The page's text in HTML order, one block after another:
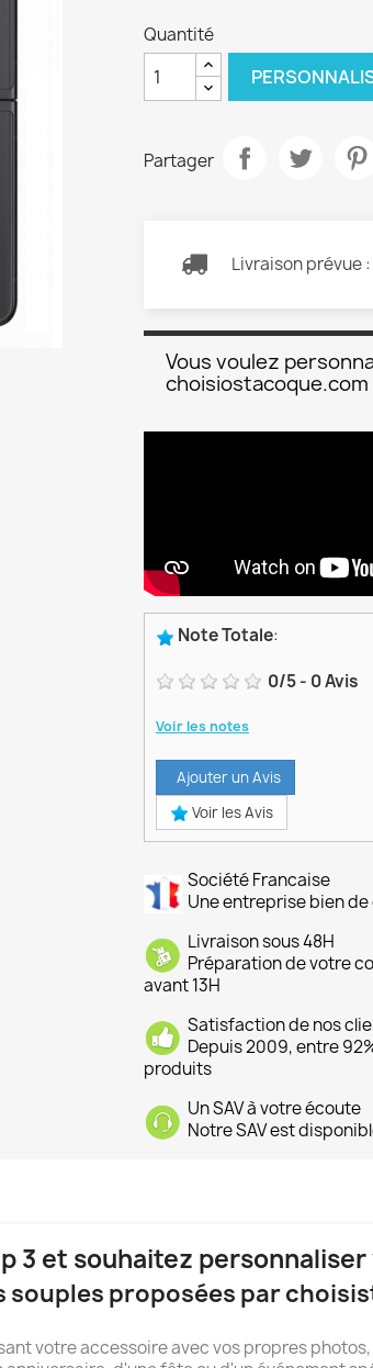
Quantité
Partager
Livraison prévue :
Vous voulez
choisiostacoque.com
Note Totale:
0/5- 0Avis
Voir les notes
Ajouter un Avis
Voir les Avis
Société Francaise
Une entreprise bien
Livraison sous 48H
Préparation de votre
avant 13H
Satisfaction de nos
Depuis 2009, entre
produits
Un SAV à votre écoute
Notre SAV est
3 et souhaitez
proposées par
votre accessoire avec vos propres